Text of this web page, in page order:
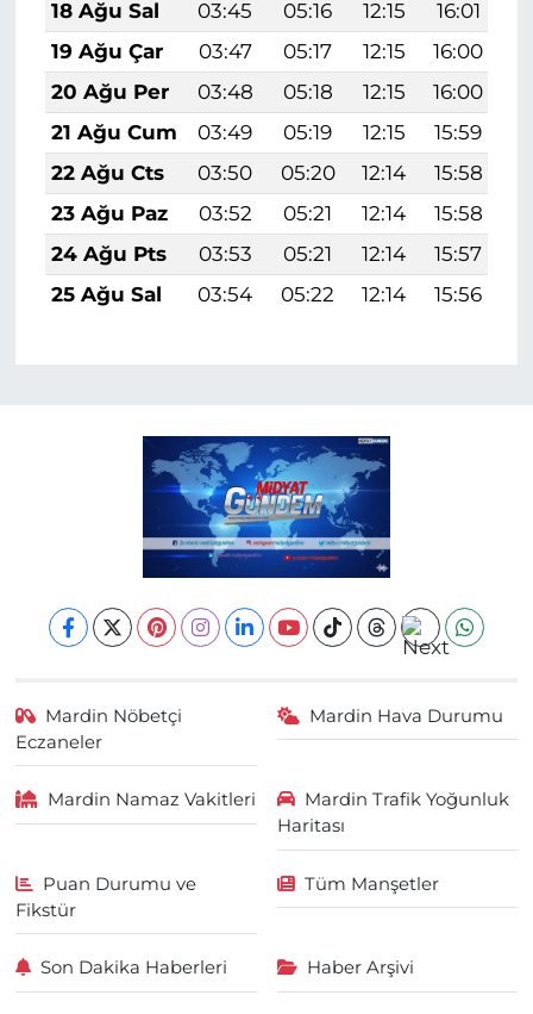
18 Ağu Sal 03:45 05:16 12:15 16:01
19 Ağu Çar
03:47 05:17 12:15 16:00
20 Ağu Per
03:48 05:18 12:15 16:00
21 Ağu Cum
03:49 05:19 12:15 15:59
22 Ağu Cts
03:50 05:20 12:14 15:58
23 Ağu Paz
03:52 05:21 12:14 15:58
24 Ağu Pts
03:53 05:21 12:14 15:57
25 Ağu Sal
03:54 05:22 12:14 15:56
Mardin Nöbetçi
Eczaneler
Mardin Hava Durumu
Mardin Namaz Vakitleri
Mardin Trafik Yoğunluk
Haritası
Puan Durumu ve
Fikstür
Tüm Manşetler
Son Dakika Haberleri Haber Arşivi